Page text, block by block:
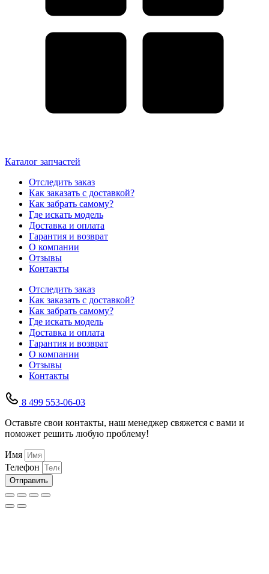
Каталог запчастей
Отследить заказ
Как заказать с доставкой?
Как забрать самому?
Где искать модель
Доставка и оплата
Гарантия и возврат
О компании
Отзывы
Контакты
Отследить заказ
Как заказать с доставкой?
Как забрать самому?
Где искать модель
Доставка и оплата
Гарантия и возврат
О компании
Отзывы
Контакты
8 499 553-06-03
Оставьте свои контакты, наш менеджер свяжется с вами и
поможет решить любую проблему!
Имя
Телефон
Отправить